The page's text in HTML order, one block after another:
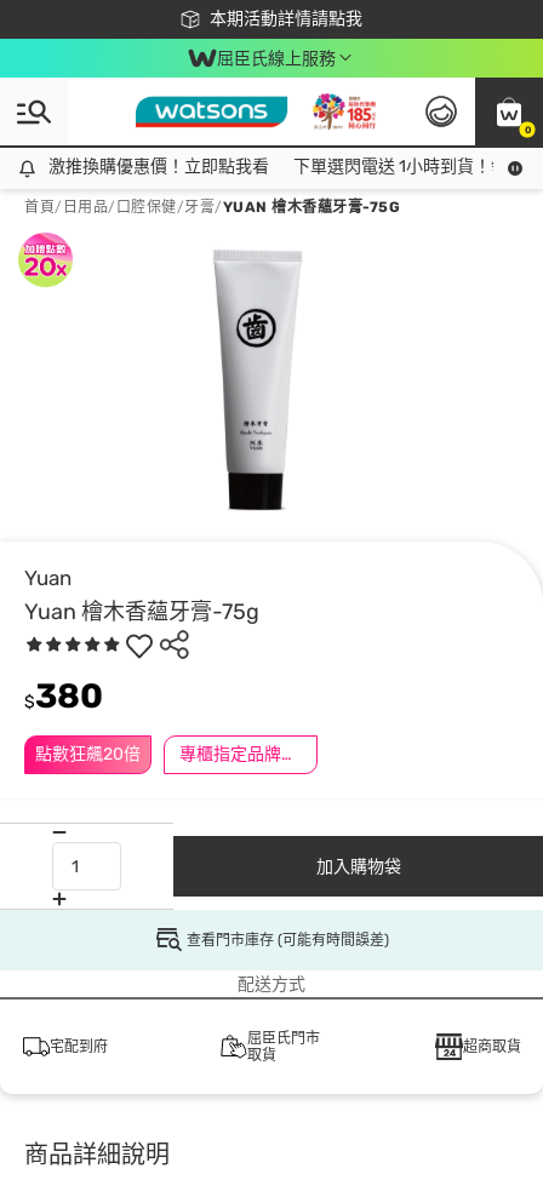
本期活動詳情請點我
下載app最高回饋$350
屈臣氏線上服務
0
激推換購優惠價！立即點我看
激推換購優惠價！立即點我看 下單選閃電送 1小時到貨！領神
首頁/ 日用品/ 口腔保健/牙膏/YUAN 檜木香蘊牙膏-75G
Yuan
Yuan 檜木香蘊牙膏-75g
點數狂飆20倍 專櫃指定品牌滿2000送$200
$380
加入購物袋
查看門市庫存 (可能有時間誤差)
配送方式
宅配到府
屈臣氏門市
取貨
超商取貨
商品詳細說明